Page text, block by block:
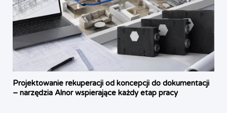
Projektowanie rekuperacji od koncepcji do dokumentacji
– narzędzia Alnor wspierające każdy etap pracy